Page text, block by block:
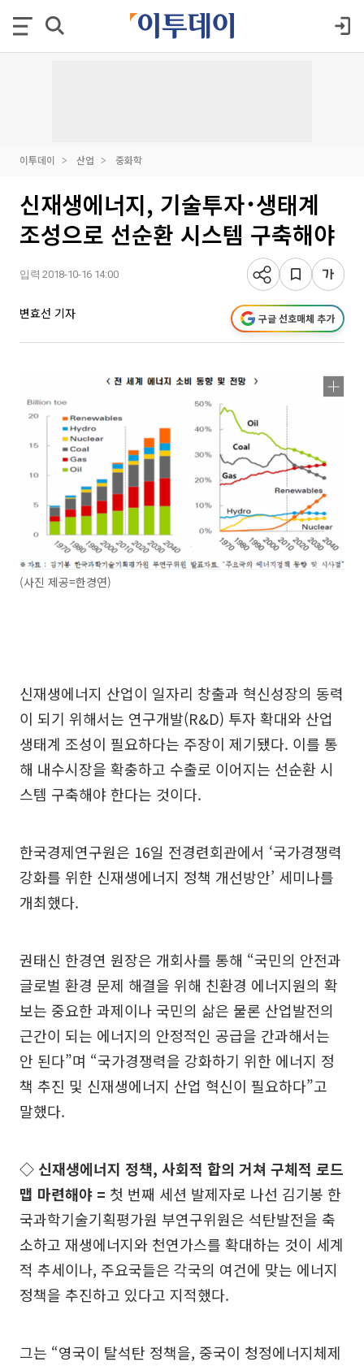
이투데이 산업 중화학
신재생에너지, 기술투자･생태계
조성으로 선순환 시스템 구축해야
입력 2018-10-16 14:00
변효선 기자 구글 선호매체 추가
(사진 제공=한경연)
신재생에너지 산업이 일자리 창출과 혁신성장의 동력
이 되기 위해서는 연구개발(R&D) 투자 확대와 산업
생태계 조성이 필요하다는 주장이 제기됐다. 이를 통
해 내수시장을 확충하고 수출로 이어지는 선순환 시
스템 구축해야 한다는 것이다.
한국경제연구원은 16일 전경련회관에서 ‘국가경쟁력
강화를 위한 신재생에너지 정책 개선방안’ 세미나를
개최했다.
권태신 한경연 원장은 개회사를 통해 “국민의 안전과
글로벌 환경 문제 해결을 위해 친환경 에너지원의 확
보는 중요한 과제이나 국민의 삶은 물론 산업발전의
근간이 되는 에너지의 안정적인 공급을 간과해서는
안 된다”며 “국가경쟁력을 강화하기 위한 에너지 정
책 추진 및 신재생에너지 산업 혁신이 필요하다”고
말했다.
◇ 신재생에너지 정책, 사회적 합의 거쳐 구체적 로드
맵 마련해야 = 첫 번째 세션 발제자로 나선 김기봉 한
국과학기술기획평가원 부연구위원은 석탄발전을 축
소하고 재생에너지와 천연가스를 확대하는 것이 세계
적 추세이나, 주요국들은 각국의 여건에 맞는 에너지
정책을 추진하고 있다고 지적했다.
그는 “영국이 탈석탄 정책을, 중국이 청정에너지체제